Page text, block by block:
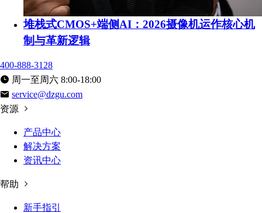
堆栈式CMOS+端侧AI：2026摄像机运作核心机
制与革新逻辑
400-888-3128
周一至周六 8:00-18:00
service@dzgu.com
资源
产品中心
解决方案
资讯中心
帮助
新手指引